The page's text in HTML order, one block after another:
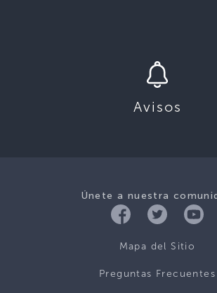
Avisos
Únete a nuestra
Mapa del Sitio
Preguntas Frecuentes